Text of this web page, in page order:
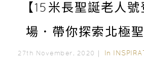
【15米長聖誕老人
場．帶你探索北極
27th November, 2020｜ In